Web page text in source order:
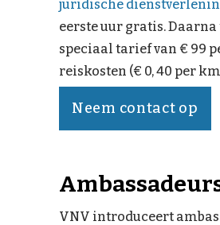
juridische
eerste uur gratis. Daarna
speciaal tarief van € 99
reiskosten (€ 0, 40 per
Neem contact op
VNV introduceert